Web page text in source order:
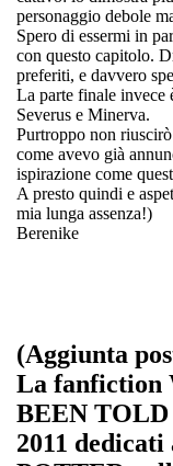
personaggio debole
Spero di essermi in
con questo capitolo.
preferiti, e davvero
La parte finale invece
Severus e Minerva.
Purtroppo non
come avevo già
ispirazione come
A presto quindi e
mia lunga assenza!)
Berenike
(Aggiunta
La fanfiction
BEEN TOLD
2011